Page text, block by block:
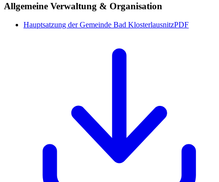
Allgemeine Verwaltung & Organisation
Hauptsatzung der Gemeinde Bad KlosterlausnitzPDF